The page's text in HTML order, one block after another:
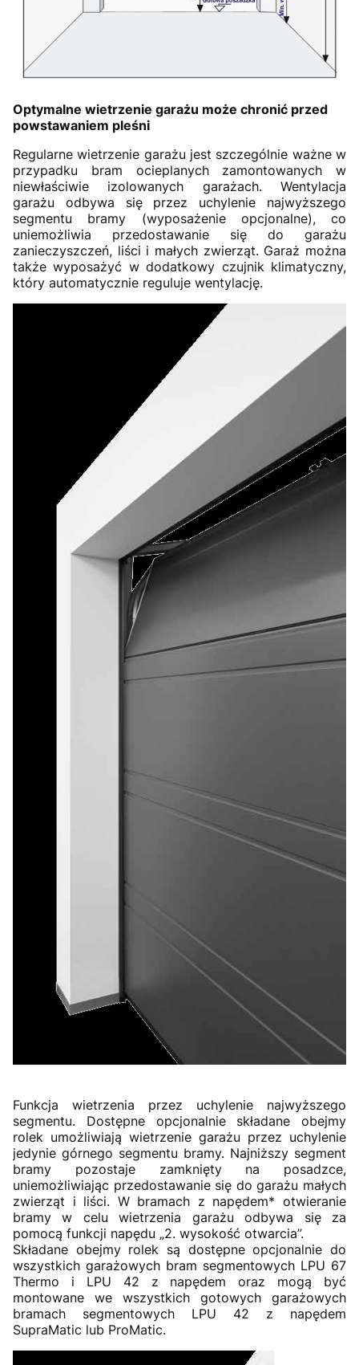
Optymalne wietrzenie garażu może chronić przed
powstawaniem pleśni
Regularne wietrzenie garażu jest szczególnie ważne w
przypadku bram ocieplanych zamontowanych w
niewłaściwie izolowanych garażach. Wentylacja
garażu odbywa się przez uchylenie najwyższego
segmentu bramy (wyposażenie opcjonalne), co
uniemożliwia przedostawanie się do garażu
zanieczyszczeń, liści i małych zwierząt. Garaż można
także wyposażyć w dodatkowy czujnik klimatyczny,
który automatycznie reguluje wentylację.
Funkcja wietrzenia przez uchylenie najwyższego
segmentu. Dostępne opcjonalnie składane obejmy
rolek umożliwiają wietrzenie garażu przez uchylenie
jedynie górnego segmentu bramy. Najniższy segment
bramy pozostaje zamknięty na posadzce,
uniemożliwiając przedostawanie się do garażu małych
zwierząt i liści. W bramach z napędem* otwieranie
bramy w celu wietrzenia garażu odbywa się za
pomocą funkcji napędu „2. wysokość otwarcia”.
Składane obejmy rolek są dostępne opcjonalnie do
wszystkich garażowych bram segmentowych LPU 67
Thermo i LPU 42 z napędem oraz mogą być
montowane we wszystkich gotowych garażowych
bramach segmentowych LPU 42 z napędem
SupraMatic lub ProMatic.